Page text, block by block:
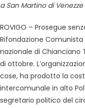
a San Martino di Venezze
ROVIGO – Prosegue
Rifondazione Comunista
nazionale di Chianciano
di ottobre.
cose, ha prodotto la
intercomunale in alto
segretario politico del